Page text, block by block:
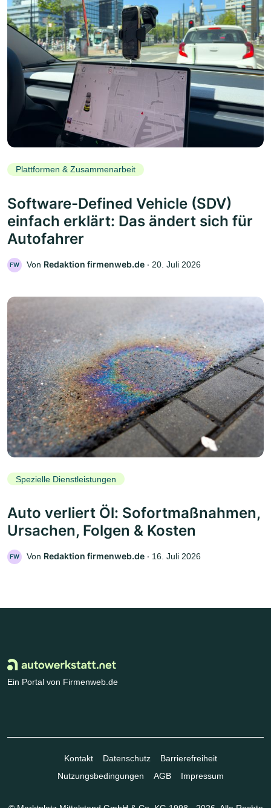
Plattformen & Zusammenarbeit
Software-Defined Vehicle (SDV)
einfach erklärt: Das ändert sich für
Autofahrer
FW Von Redaktion firmenweb.de ‧ 20. Juli 2026
Spezielle Dienstleistungen
Auto verliert Öl: Sofortmaßnahmen,
Ursachen, Folgen & Kosten
FW Von Redaktion firmenweb.de ‧ 16. Juli 2026
Ein Portal von Firmenweb.de
Kontakt Datenschutz
Barrierefreiheit
Nutzungsbedingungen
AGB Impressum